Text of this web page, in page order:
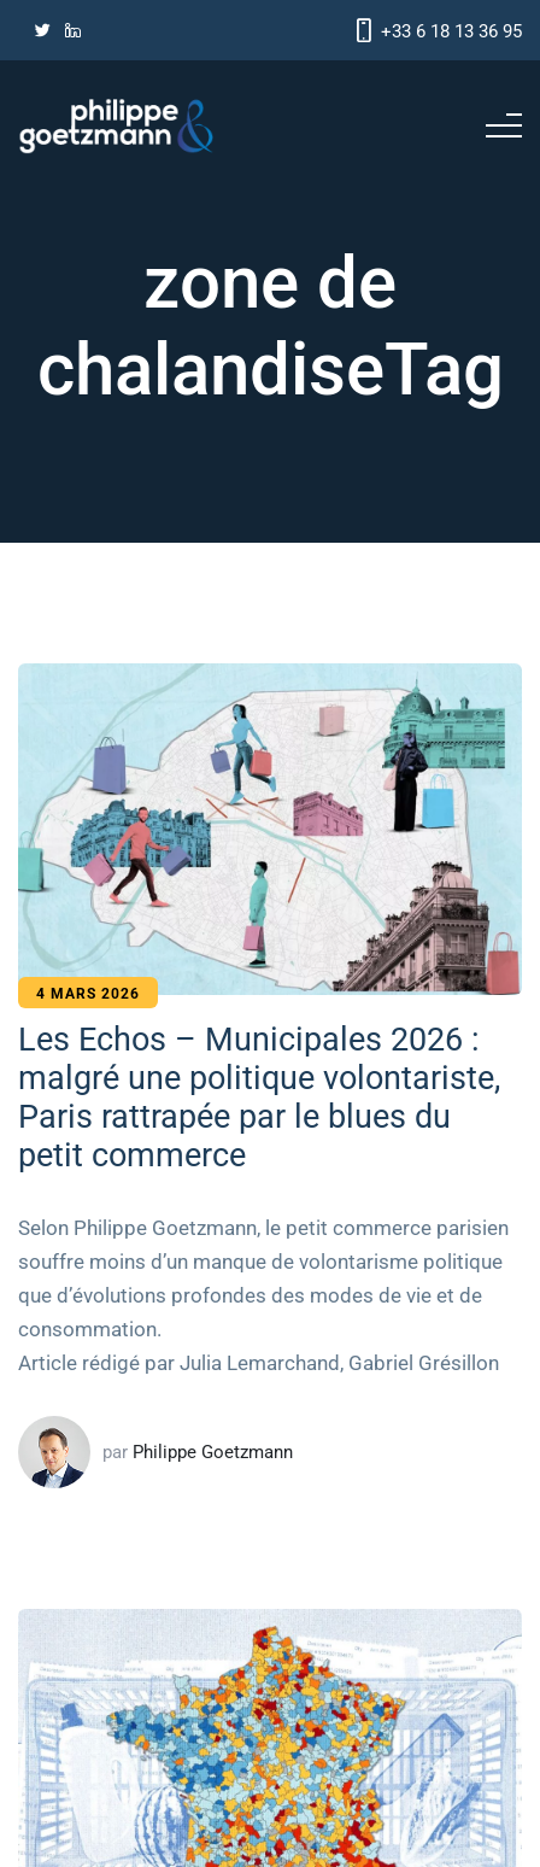
+33 6 18 13 36 95
zone de
chalandiseTag
4 MARS 2026
Les Echos – Municipales 2026 :
malgré une politique volontariste,
Paris rattrapée par le blues du
petit commerce
Selon Philippe Goetzmann, le petit commerce parisien
souffre moins d’un manque de volontarisme politique
que d’évolutions profondes des modes de vie et de
consommation.
Article rédigé par Julia Lemarchand, Gabriel Grésillon
par Philippe Goetzmann